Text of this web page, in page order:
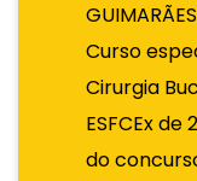
GUIMARÃES
Curso
Cirurgia
ESFCEx
do